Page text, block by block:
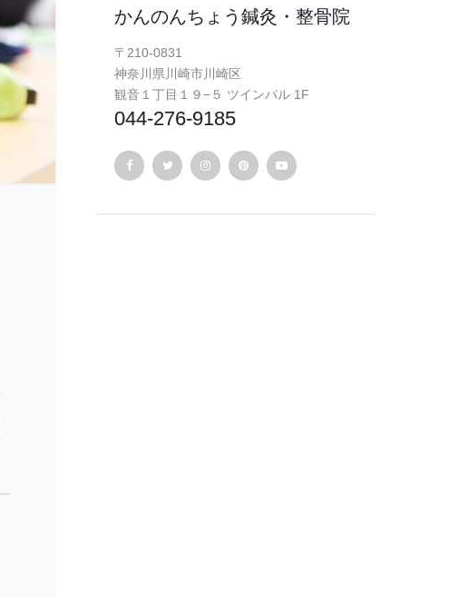
かんのんちょう鍼灸・整骨院
〒210-0831
神奈川県川崎市川崎区
観音１丁目１９−５ ツインパル 1F
044-276-9185